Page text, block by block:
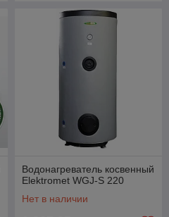
Водонагреватель косвенный
Elektromet WGJ-S 220
Нет в наличии